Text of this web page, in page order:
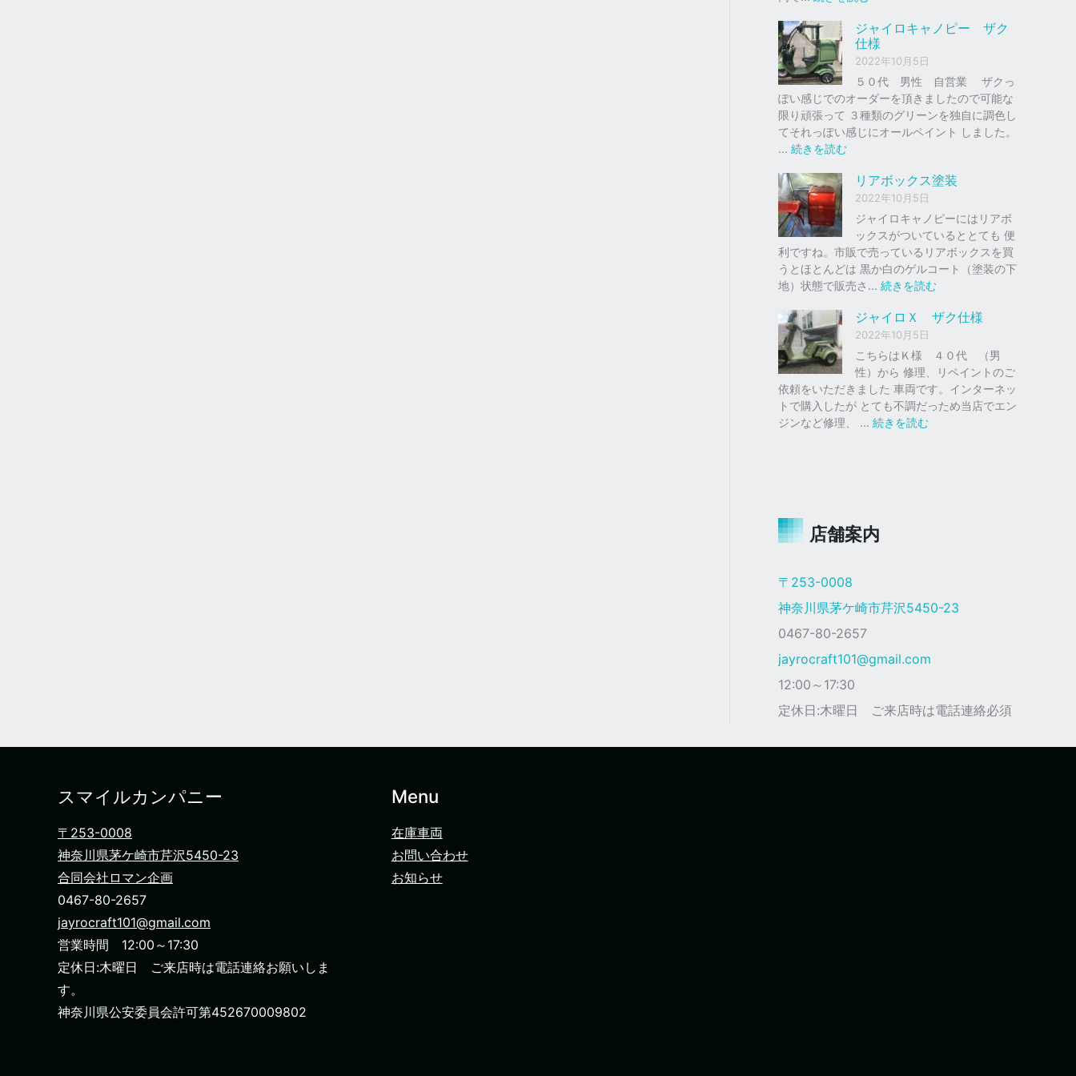
、
車
の
下
取
り
、
買
を
は
じ
め
ま
し
た
ャ
イ
ロ
Ｘ
ソ
リ
レ
ッ
ド
ジャイロキャノピー ザク
仕様
2022年10月5日
５０代 男性 自営業 ザクっ
ぽい感じでのオーダーを頂きましたので可能な
限り頑張って ３種類のグリーンを独自に調色し
てそれっぽい感じにオールペイント しました。
… 続きを読む:
イ
ロ
キ
ャ
ノ
ピ
ザ
仕
様
リアボックス塗装
2022年10月5日
ジャイロキャノピーにはリアボ
ックスがついているととても 便
利ですね。市販で売っているリアボックスを買
うとほとんどは 黒か白のゲルコート（塗装の下
地）状態で販売さ… 続きを読む:
ア
ッ
ク
ス
塗
ジャイロＸ ザク仕様
2022年10月5日
こちらはＫ様 ４０代 （男
性）から 修理、リペイントのご
依頼をいただきました 車両です。インターネッ
トで購入したが とても不調だっため当店でエン
ジンなど修理、 … 続きを読む:
店舗案内
〒253-0008
神奈川県茅ケ崎市芹沢5450-23
0467-80-2657
jayrocraft101@gmail.com
12:00～17:30
定休日:木曜日 ご来店時は電話連絡必須
スマイルカンパニー
〒253-0008
神奈川県茅ケ崎市芹沢5450-23
合同会社ロマン企画
0467-80-2657
jayrocraft101@gmail.com
営業時間 12:00～17:30
定休日:木曜日 ご来店時は電話連絡お願いしま
す。
神奈川県公安委員会許可第452670009802
Menu
在庫車両
お問い合わせ
お知らせ